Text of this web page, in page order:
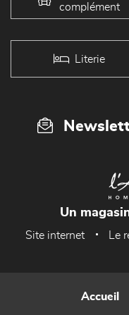
complément
Literie
Un
Site internet Le
Accueil